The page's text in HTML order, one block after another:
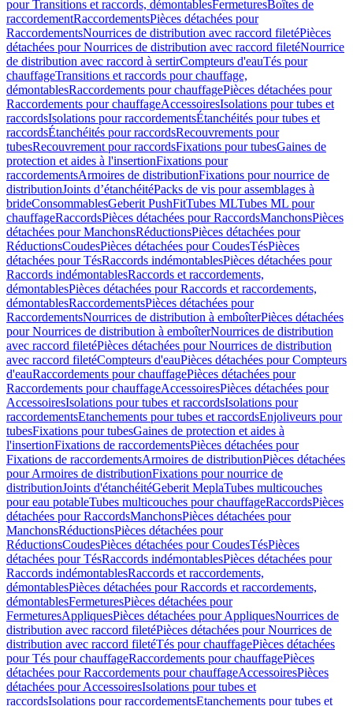
pour Transitions et raccords, démontablesFermeturesBoîtes de
raccordementRaccordementsPièces détachées pour
RaccordementsNourrices de distribution avec raccord filetéPièces
détachées pour Nourrices de distribution avec raccord filetéNourrice
de distribution avec raccord à sertirCompteurs d'eauTés pour
chauffageTransitions et raccords pour chauffage,
démontablesRaccordements pour chauffagePièces détachées pour
Raccordements pour chauffageAccessoiresIsolations pour tubes et
raccordsIsolations pour raccordementsÉtanchéités pour tubes et
raccordsÉtanchéités pour raccordsRecouvrements pour
tubesRecouvrement pour raccordsFixations pour tubesGaines de
protection et aides à l'insertionFixations pour
raccordementsArmoires de distributionFixations pour nourrice de
distributionJoints d’étanchéitéPacks de vis pour assemblages à
brideConsommablesGeberit PushFitTubes MLTubes ML pour
chauffageRaccordsPièces détachées pour RaccordsManchonsPièces
détachées pour ManchonsRéductionsPièces détachées pour
RéductionsCoudesPièces détachées pour CoudesTésPièces
détachées pour TésRaccords indémontablesPièces détachées pour
Raccords indémontablesRaccords et raccordements,
démontablesPièces détachées pour Raccords et raccordements,
démontablesRaccordementsPièces détachées pour
RaccordementsNourrices de distribution à emboîterPièces détachées
pour Nourrices de distribution à emboîterNourrices de distribution
avec raccord filetéPièces détachées pour Nourrices de distribution
avec raccord filetéCompteurs d'eauPièces détachées pour Compteurs
d'eauRaccordements pour chauffagePièces détachées pour
Raccordements pour chauffageAccessoiresPièces détachées pour
AccessoiresIsolations pour tubes et raccordsIsolations pour
raccordementsEtanchements pour tubes et raccordsEnjoliveurs pour
tubesFixations pour tubesGaines de protection et aides à
l'insertionFixations de raccordementsPièces détachées pour
Fixations de raccordementsArmoires de distributionPièces détachées
pour Armoires de distributionFixations pour nourrice de
distributionJoints d'étanchéitéGeberit MeplaTubes multicouches
pour eau potableTubes multicouches pour chauffageRaccordsPièces
détachées pour RaccordsManchonsPièces détachées pour
ManchonsRéductionsPièces détachées pour
RéductionsCoudesPièces détachées pour CoudesTésPièces
détachées pour TésRaccords indémontablesPièces détachées pour
Raccords indémontablesRaccords et raccordements,
démontablesPièces détachées pour Raccords et raccordements,
démontablesFermeturesPièces détachées pour
FermeturesAppliquesPièces détachées pour AppliquesNourrices de
distribution avec raccord filetéPièces détachées pour Nourrices de
distribution avec raccord filetéTés pour chauffagePièces détachées
pour Tés pour chauffageRaccordements pour chauffagePièces
détachées pour Raccordements pour chauffageAccessoiresPièces
détachées pour AccessoiresIsolations pour tubes et
raccordsIsolations pour raccordementsEtanchements pour tubes et